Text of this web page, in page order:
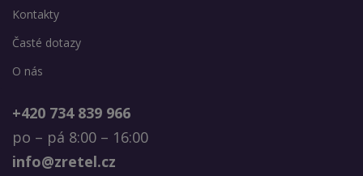
Kontakty
Časté dotazy
O nás
+420 734 839 966
po – pá 8:00 – 16:00
info@zretel.cz